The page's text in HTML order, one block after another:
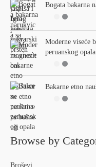
Bogata bakarna
Moderne viseće
peruanskog opala
Bakarne etno
Browse by
Broševi